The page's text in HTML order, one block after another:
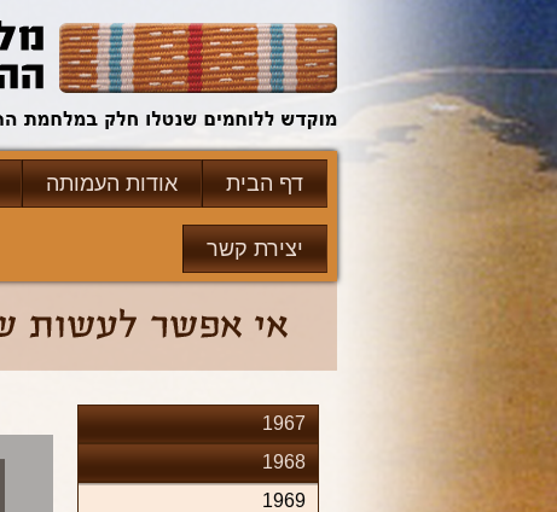
דף הבית אודות העמותה
יצירת קשר
1967
1968
1969